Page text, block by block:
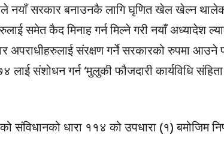
नयाँ सरकार बनाउनकै लागि घृणित खेल खेल्न
समेत कैद मिनाह गर्न मिल्ने गरी नयाँ अध्यादेश
अपराधीहरुलाई संरक्षण गर्ने सरकारको रुपमा
लाई संशोधन गर्न ‘मुलुकी फौजदारी कार्यविधि
धारा ११४ को उपधारा (१) बमोजिम